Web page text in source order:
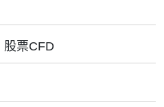
-1：20（保證金5%）
差價合約的杠杆為交易帳戶
股票CFD
票CFD, 其來自於全球8個主